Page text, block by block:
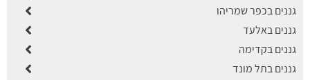
גננים בכפר שמריהו
גננים באלעד
גננים בקדימה
גננים בתל מונד